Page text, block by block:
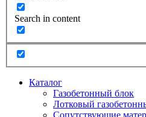
Search in content
Каталог
Газобетонный блок
Лотковый
Сопутствующие